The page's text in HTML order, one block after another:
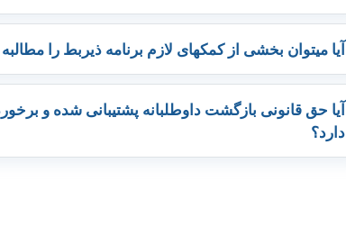
آیا میتوان بخشی از کمکهای لازم برنامه ذیربط را
آیا حق قانونی بازگشت داوطلبانه پشتیبانی شده و
دارد؟